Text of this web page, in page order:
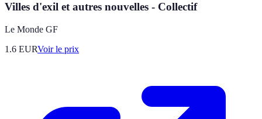
Villes d'exil et autres nouvelles - Collectif
Le Monde GF
1.6 EURVoir le prix